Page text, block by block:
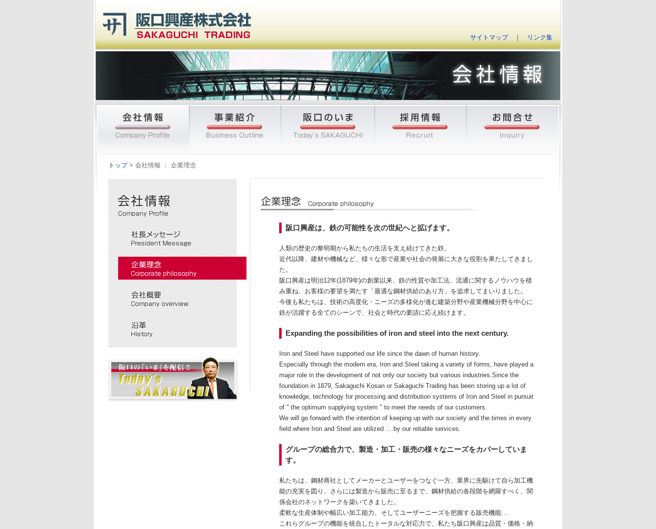
サイトマップ｜ リンク集
トップ> 会社情報 ： 企業理念
阪口興産は、鉄の可能性を次の世紀へと拡げます。
人類の歴史の黎明期から私たちの生活を支え続けてきた鉄。
近代以降、建材や機械など、様々な形で産業や社会の発展に大きな役割を果たしてきまし
た。
阪口興産は明治12年(1879年)の創業以来、鉄の性質や加工法、流通に関するノウハウを積
み重ね、お客様の要望を満たす「最適な鋼材供給のあり方」を追求してまいりました。
今後も私たちは、技術の高度化・ニーズの多様化が進む建築分野や産業機械分野を中心に
鉄が活躍する全てのシーンで、社会と時代の要請に応え続けます。
Expanding the possibilities of iron and steel into the next century.
Iron and Steel have supported our life since the dawn of human history.
Especially through the modern era, Iron and Steel taking a variety of forms, have played a
major role in the development of not only our society but various industries.Since the
foundation in 1879, Sakaguchi Kosan or Sakaguchi Trading has been storing up a lot of
knowledge, technology for processing and distribution systems of Iron and Steel in pursuit
of " the optimum supplying system " to meet the needs of our customers.
We will go forward with the intention of keeping up with our society and the times in every
field where Iron and Steel are utilized ....by our reliable services.
グループの総合力で、製造・加工・販売の様々なニーズをカバーしていま
す。
私たちは、鋼材商社としてメーカーとユーザーをつなぐ一方、業界に先駆けて自ら加工機
能の充実を図り、さらには製造から販売に至るまで、鋼材供給の各段階を網羅すべく、関
係会社のネットワークを築いてきました。
柔軟な生産体制や幅広い加工能力、そしてユーザーニーズを把握する販売機能…
これらグループの機能を統合したトータルな対応力で、私たち阪口興産は品質・価格・納